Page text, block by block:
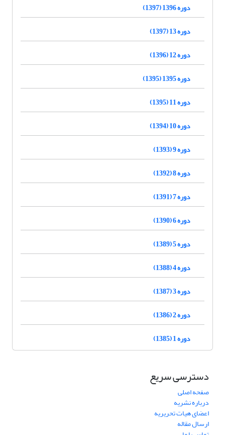
دوره 1396 (1397)
دوره 13 (1397)
دوره 12 (1396)
دوره 1395 (1395)
دوره 11 (1395)
دوره 10 (1394)
دوره 9 (1393)
دوره 8 (1392)
دوره 7 (1391)
دوره 6 (1390)
دوره 5 (1389)
دوره 4 (1388)
دوره 3 (1387)
دوره 2 (1386)
دوره 1 (1385)
دسترسی سریع
صفحه اصلی
درباره نشریه
اعضای هیات تحریریه
ارسال مقاله